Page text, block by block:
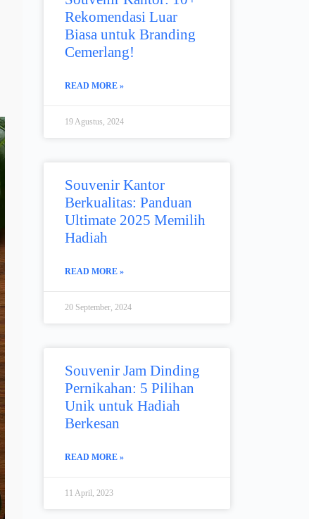
Rekomendasi Luar
Biasa untuk Branding
Cemerlang!
READ MORE »
19 Agustus, 2024
Souvenir Kantor
Berkualitas: Panduan
Ultimate 2025 Memilih
Hadiah
READ MORE »
20 September, 2024
Souvenir Jam Dinding
Pernikahan: 5 Pilihan
Unik untuk Hadiah
Berkesan
READ MORE »
11 April, 2023